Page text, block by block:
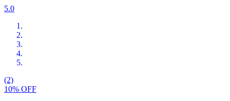
5.0
(2)
10% OFF